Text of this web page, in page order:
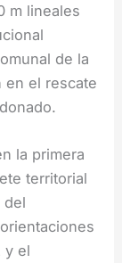
m lineales
de la
en el rescate
la primera
territorial
del
y el